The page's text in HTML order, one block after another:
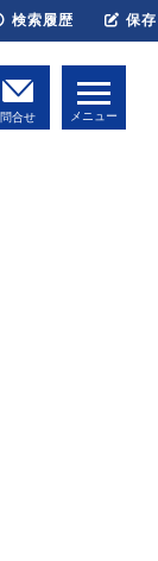
問合せ メニュー
検索履歴 保